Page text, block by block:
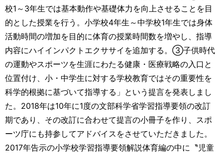
校1～3年生では基本動作や基礎体力を向上させることを目
的とした授業を行う。小学校4年生～中学校1年生では身体
活動時間の増加を目的に体育の授業時間数を増やし、指導
内容にハイインパクトエクササイを追加する。③子供時代
の運動やスポーツを生涯にわたる健康・医療戦略の入口と
位置付け、小・中学生に対する学校教育ではその重要性を
科学的根拠に基づいて指導する」という提言を発表しまし
た。2018年は10年に1度の文部科学省学習指導要領の改訂
期であり、その改訂に合わせて提言の小冊子を作り、スポ
ーツ庁にも持参してアドバイスをさせていただきました。
2017年告示の小学校学習指導要領解説体育編の中に〝児童